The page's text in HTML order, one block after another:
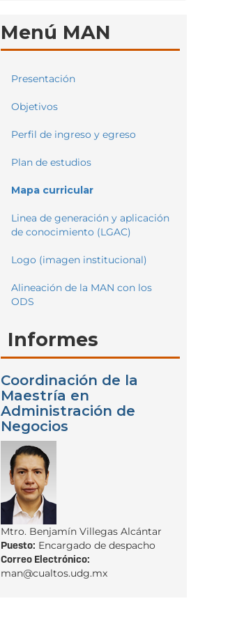
Menú MAN
Presentación
Objetivos
Perfil de ingreso y egreso
Plan de estudios
Mapa curricular
Linea de generación y aplicación
de conocimiento (LGAC)
Logo (imagen institucional)
Alineación de la MAN con los
ODS
Informes
Coordinación de la
Maestría en
Administración de
Negocios
Mtro. Benjamín Villegas Alcántar
Puesto: Encargado de despacho
Correo Electrónico:
man@cualtos.udg.mx